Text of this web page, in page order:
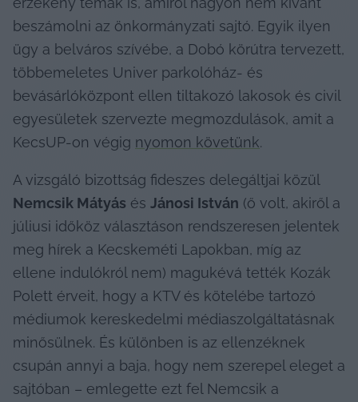
beszámolni az önkormányzati sajtó. Egyik ilyen
ügy a belváros szívébe, a Dobó körútra tervezett,
többemeletes Univer parkolóház- és
bevásárlóközpont ellen tiltakozó lakosok és civil
egyesületek szervezte megmozdulások, amit a
KecsUP-on végig nyomon követünk.
Nemcsik Mátyás és Jánosi István (ő volt, akiről a
júliusi időköz választáson rendszeresen jelentek
meg hírek a Kecskeméti Lapokban, míg az
ellene indulókról nem) magukévá tették Kozák
Polett érveit, hogy a KTV és kötelébe tartozó
médiumok kereskedelmi médiaszolgáltatásnak
minősülnek. És különben is az ellenzéknek
csupán annyi a baja, hogy nem szerepel eleget a
sajtóban – emlegette ezt fel Nemcsik a